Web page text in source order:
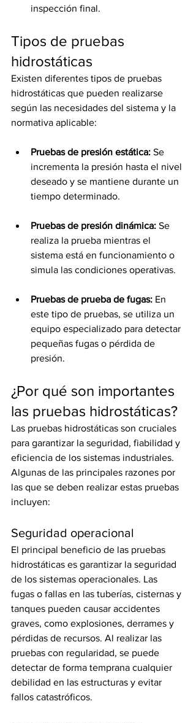
inspección final.
Tipos de pruebas
hidrostáticas
Existen diferentes tipos de pruebas
hidrostáticas que pueden realizarse
según las necesidades del sistema y la
normativa aplicable:
Pruebas de presión estática: Se
incrementa la presión hasta el nivel
deseado y se mantiene durante un
tiempo determinado.
Pruebas de presión dinámica: Se
realiza la prueba mientras el
sistema está en funcionamiento o
simula las condiciones operativas.
Pruebas de prueba de fugas: En
este tipo de pruebas, se utiliza un
equipo especializado para detectar
pequeñas fugas o pérdida de
presión.
¿Por qué son importantes
las pruebas hidrostáticas?
Las pruebas hidrostáticas son cruciales
para garantizar la seguridad, fiabilidad y
eficiencia de los sistemas industriales.
Algunas de las principales razones por
las que se deben realizar estas pruebas
incluyen:
Seguridad operacional
El principal beneficio de las pruebas
hidrostáticas es garantizar la seguridad
de los sistemas operacionales. Las
fugas o fallas en las tuberías, cisternas y
tanques pueden causar accidentes
graves, como explosiones, derrames y
pérdidas de recursos. Al realizar las
pruebas con regularidad, se puede
detectar de forma temprana cualquier
debilidad en las estructuras y evitar
fallos catastróficos.